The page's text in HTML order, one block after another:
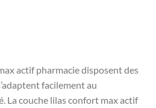
actif pharmacie disposent des
facilement au
La couche lilas confort max actif